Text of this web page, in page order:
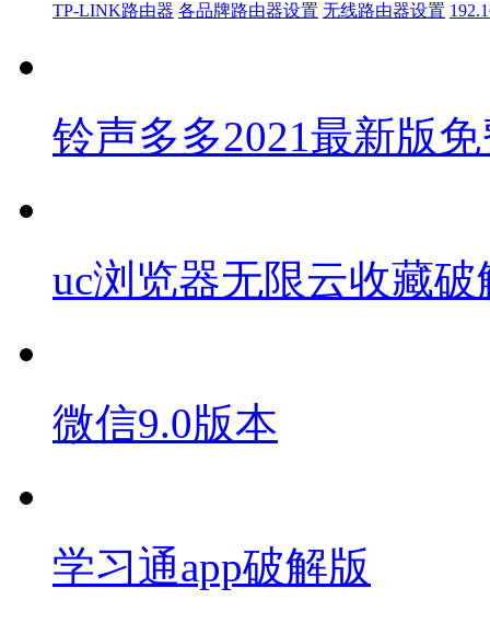
TP-LINK路由器 各品牌路由器设置 无线路由器设置
铃声多多2021最新版
uc浏览器无限云收藏破
微信9.0版本
学习通app破解版